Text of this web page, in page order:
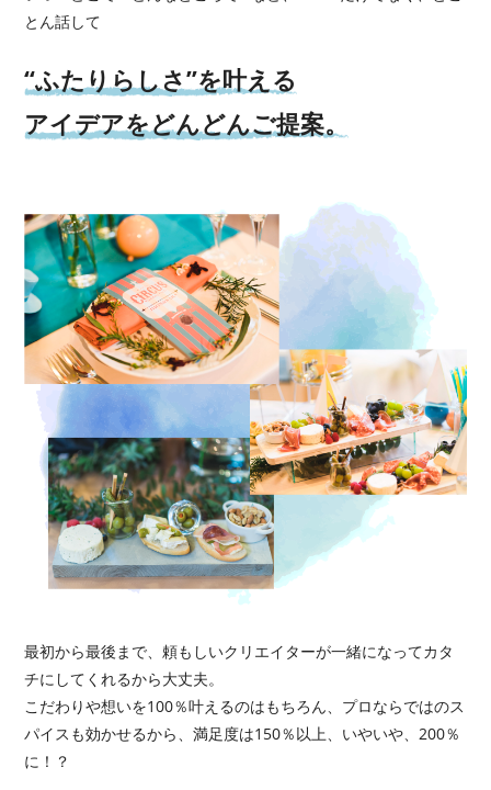
とん話して
“ふたりらしさ”を叶える
アイデアをどんどんご提案。
最初から最後まで、頼もしいクリエイターが一緒になってカタ
チにしてくれるから大丈夫。
こだわりや想いを100％叶えるのはもちろん、プロならではのス
パイスも効かせるから、満足度は150％以上、 いやいや、200％
に！？